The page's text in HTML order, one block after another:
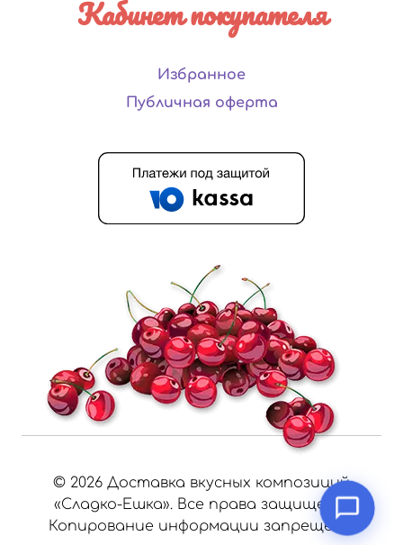
Кабинет покупателя
Избранное
Публичная оферта
© 2026 Доставка вкусных композиций
«Сладко-Ешка». Все права защищены.
Копирование информации запрещено.